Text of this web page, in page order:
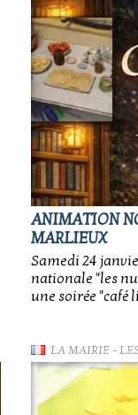
ANIMATION
MARLIEUX
Samedi 24
nationale "les
une soirée "café
LA MAIRIE-